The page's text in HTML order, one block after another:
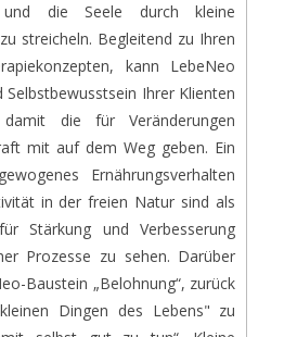
die Seele durch kleine
streicheln. Begleitend zu Ihren
kann LebeNeo
Selbstbewusstsein Ihrer Klienten
die für Veränderungen
mit auf dem Weg geben. Ein
Ernährungsverhalten
in der freien Natur sind als
Stärkung und Verbesserung
Prozesse zu sehen. Darüber
Baustein „Belohnung“, zurück
Dingen des Lebens" zu